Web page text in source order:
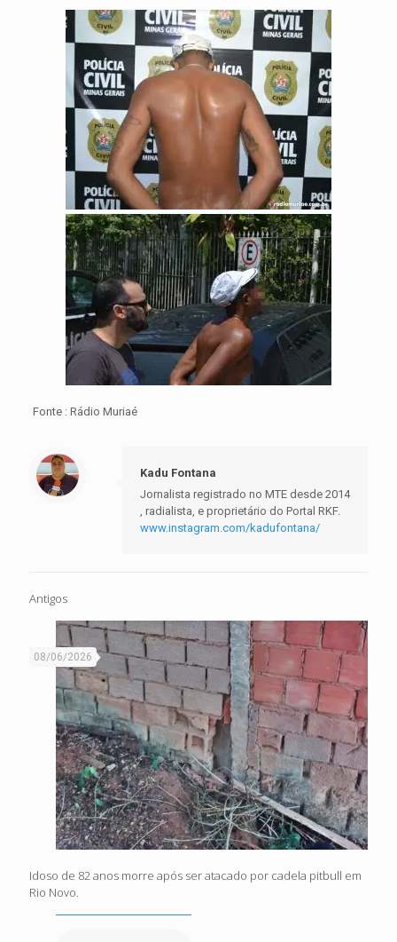
Fonte : Rádio Muriaé
Kadu Fontana
Jornalista registrado no MTE desde 2014
, radialista, e proprietário do Portal RKF.
www.instagram.com/kadufontana/
Antigos
08/06/2026
Idoso de 82 anos morre após ser atacado por cadela pitbull em
Rio Novo.